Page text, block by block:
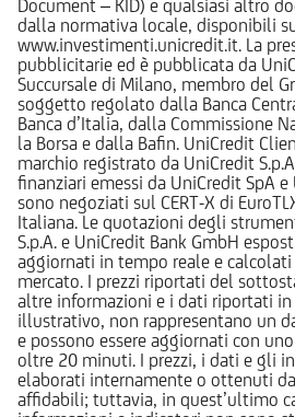
Document – KID) e qualsiasi altro
dalla normativa locale, disponibili
www.investimenti.unicredit.it. La
pubblicitarie ed è pubblicata da
Succursale di Milano, membro del
soggetto regolato dalla Banca
Banca d’Italia, dalla Commissione
la Borsa e dalla Bafin. UniCredit
marchio registrato da UniCredit
finanziari emessi da UniCredit SpA
sono negoziati sul CERT-X di
Italiana. Le quotazioni degli
S.p.A. e UniCredit Bank GmbH
aggiornati in tempo reale e
mercato. I prezzi riportati del
altre informazioni e i dati riportati in
illustrativo, non rappresentano un
e possono essere aggiornati con
oltre 20 minuti. I prezzi, i dati e gli
elaborati internamente o ottenuti
affidabili; tuttavia, in quest’ultimo